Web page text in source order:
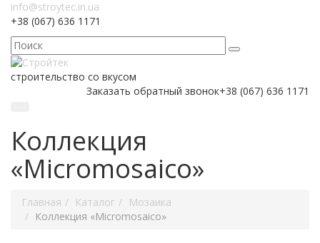
info@stroytec.in.ua
+38 (067) 636 1171
строительство со вкусом
+38 (067) 636 1171
Заказать обратный звонок
Коллекция
«Micromosaico»
Главная Каталог
Мозаика
Коллекция «Micromosaico»